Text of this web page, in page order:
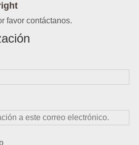
favor contáctanos.